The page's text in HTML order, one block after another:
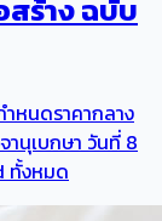
สร้าง ฉบับ
หนดราคากลาง
านุเบกษา วันที่ 8
ทั้งหมด